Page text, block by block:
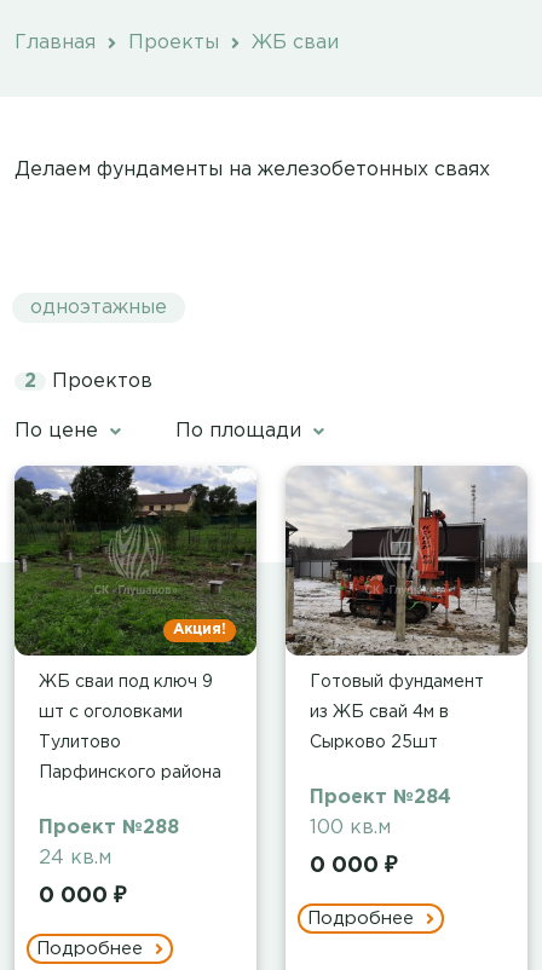
Главная Проекты ЖБ сваи
Делаем фундаменты на железобетонных сваях
одноэтажные
2 Проектов
По цене По площади
Акция!
ЖБ сваи под ключ 9
шт с оголовками
Тулитово
Парфинского района
Проект №288
24 кв.м
0 000 ₽
Подробнее
Готовый фундамент
из ЖБ свай 4м в
Сырково 25шт
Проект №284
100 кв.м
0 000 ₽
Подробнее